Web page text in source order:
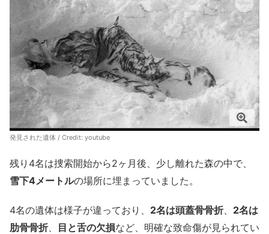
発見された遺体 / Credit: youtube
残り4名は捜索開始から2ヶ月後、少し離れた森の中で、
雪下4メートルの場所に埋まっていました。
4名の遺体は様子が違っており、 2名は頭蓋骨骨折
2名は
肋骨骨折
目と舌の欠損など、明確な致命傷が見られてい